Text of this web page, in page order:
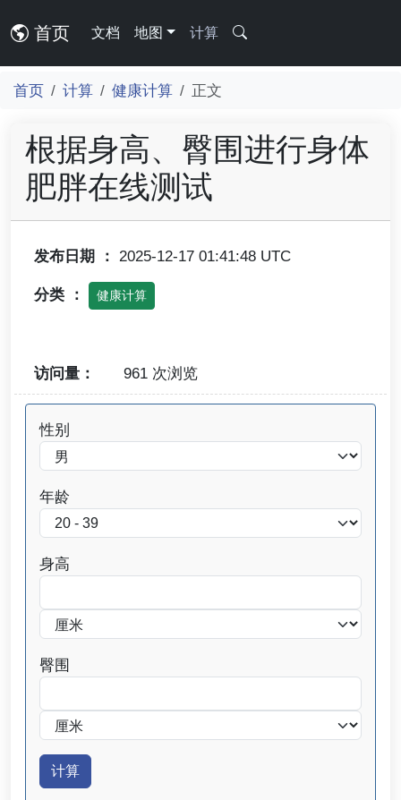
首页 文档 地图 计算
首页 计算 健康计算 正文
根据身高、臀围进行身体
肥胖在线测试
发布日期 ： 2025-12-17 01:41:48 UTC
分类 ： 健康计算
访问量： 961 次浏览
性别
年龄
身高
臀围